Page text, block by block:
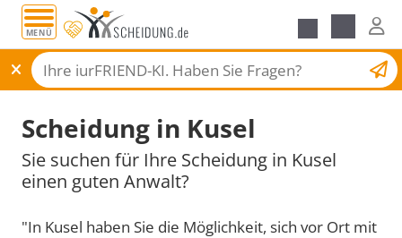
MENÜ
Scheidungsantrag
Scheidung in Kusel
Sie suchen für Ihre Scheidung in Kusel
einen guten Anwalt?
"In Kusel haben Sie die Möglichkeit, sich vor Ort mit